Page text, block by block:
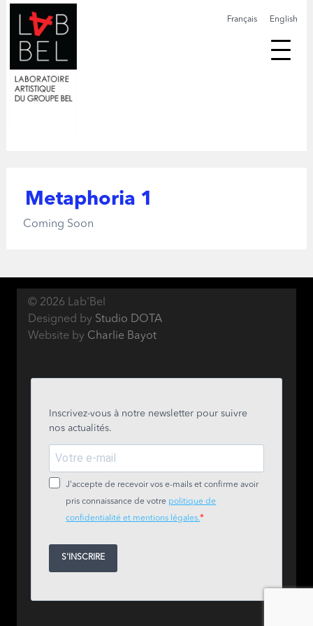
English
Français
Metaphoria 1
Coming Soon
© 2026 Lab'Bel
Designed by Studio DOTA
Website by Charlie Bayot
Inscrivez-vous à notre newsletter pour suivre
nos actualités.
J'accepte de recevoir vos e-mails et confirme avoir
pris connaissance de votre politique de
confidentialité et mentions légales.
S'INSCRIRE